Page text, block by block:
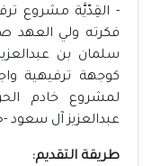
- القِدّيَّة مشروع
فكرته ولي العهد
كوجهة ترفيهية
لمشروع خادم
عبدالعزيز آل سعود -
طريقة التقديم: